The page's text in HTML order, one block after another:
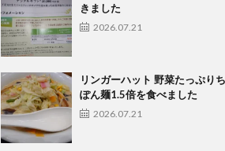
きました
2026.07.21
リンガーハット 野菜たっぷり
ぽん麺1.5倍を食べました
2026.07.21